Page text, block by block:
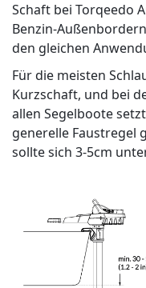
Schaft bei Torqeedo
Benzin-
den gleichen
Für die meisten
Kurzschaft, und bei
allen Segelboote
generelle Faustregel
sollte sich 3-5cm